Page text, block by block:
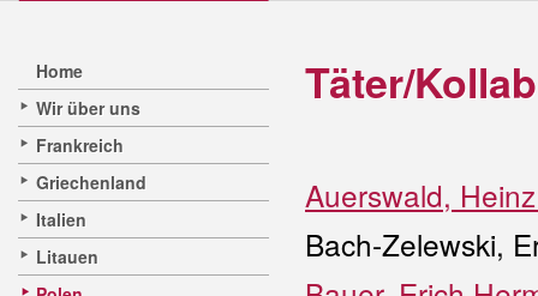
Home
Wir über uns
Frankreich
Griechenland
Italien
Litauen
Täter/
Auerswald,
Bach-Zelewski,